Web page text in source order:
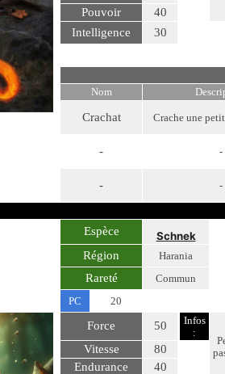
Pouvoir
40
Intelligence
30
Nom
Crachat Crache une
- -
- -
Espèce
Schnek
Région
Harania
Rareté Commun
PC
20
Force 50
Infos
:
Vitesse
80
Endurance
40